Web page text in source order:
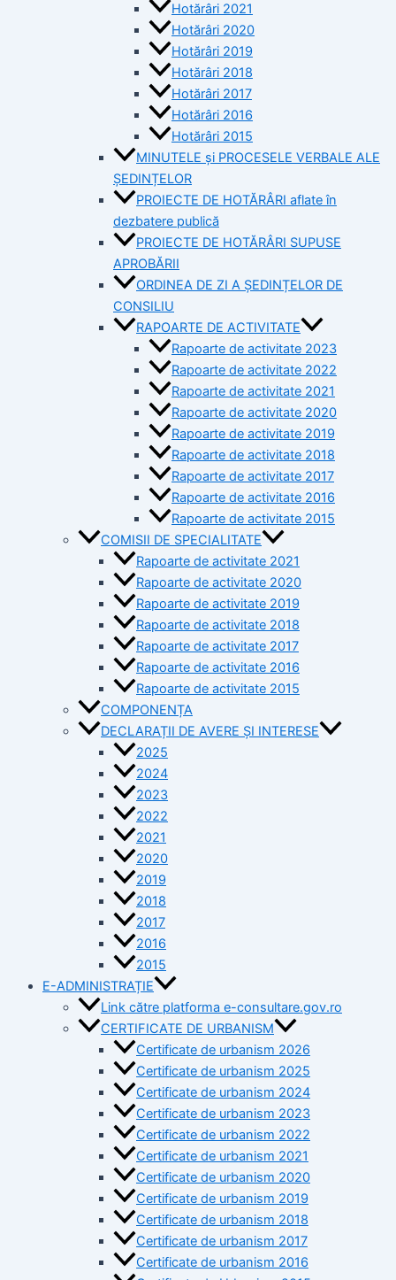
Hotărâri 2021
Hotărâri 2020
Hotărâri 2019
Hotărâri 2018
Hotărâri 2017
Hotărâri 2016
Hotărâri 2015
MINUTELE și PROCESELE VERBALE ALE
ȘEDINȚELOR
PROIECTE DE HOTĂRÂRI aflate în
dezbatere publică
PROIECTE DE HOTĂRÂRI SUPUSE
APROBĂRII
ORDINEA DE ZI A ȘEDINȚELOR DE
CONSILIU
RAPOARTE DE ACTIVITATE
Rapoarte de activitate 2023
Rapoarte de activitate 2022
Rapoarte de activitate 2021
Rapoarte de activitate 2020
Rapoarte de activitate 2019
Rapoarte de activitate 2018
Rapoarte de activitate 2017
Rapoarte de activitate 2016
Rapoarte de activitate 2015
COMISII DE SPECIALITATE
Rapoarte de activitate 2021
Rapoarte de activitate 2020
Rapoarte de activitate 2019
Rapoarte de activitate 2018
Rapoarte de activitate 2017
Rapoarte de activitate 2016
Rapoarte de activitate 2015
COMPONENȚA
DECLARAȚII DE AVERE ȘI INTERESE
2025
2024
2023
2022
2021
2020
2019
2018
2017
2016
2015
E-ADMINISTRAȚIE
Link către platforma e-consultare.gov.ro
CERTIFICATE DE URBANISM
Certificate de urbanism 2026
Certificate de urbanism 2025
Certificate de urbanism 2024
Certificate de urbanism 2023
Certificate de urbanism 2022
Certificate de urbanism 2021
Certificate de urbanism 2020
Certificate de urbanism 2019
Certificate de urbanism 2018
Certificate de urbanism 2017
Certificate de urbanism 2016